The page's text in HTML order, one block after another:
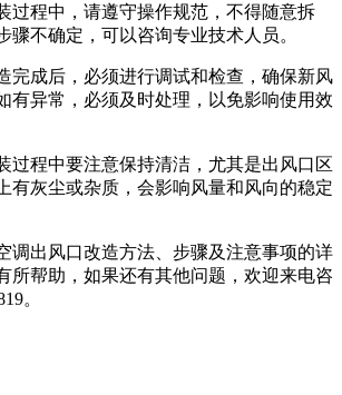
程中，请遵守操作规范，不得随意拆
骤不确定，可以咨询专业技术人员。
成后，必须进行调试和检查，确保新风
有异常，必须及时处理，以免影响使用效
程中要注意保持清洁，尤其是出风口区
有灰尘或杂质，会影响风量和风向的稳定
出风口改造方法、步骤及注意事项的详
所帮助，如果还有其他问题，欢迎来电咨
。